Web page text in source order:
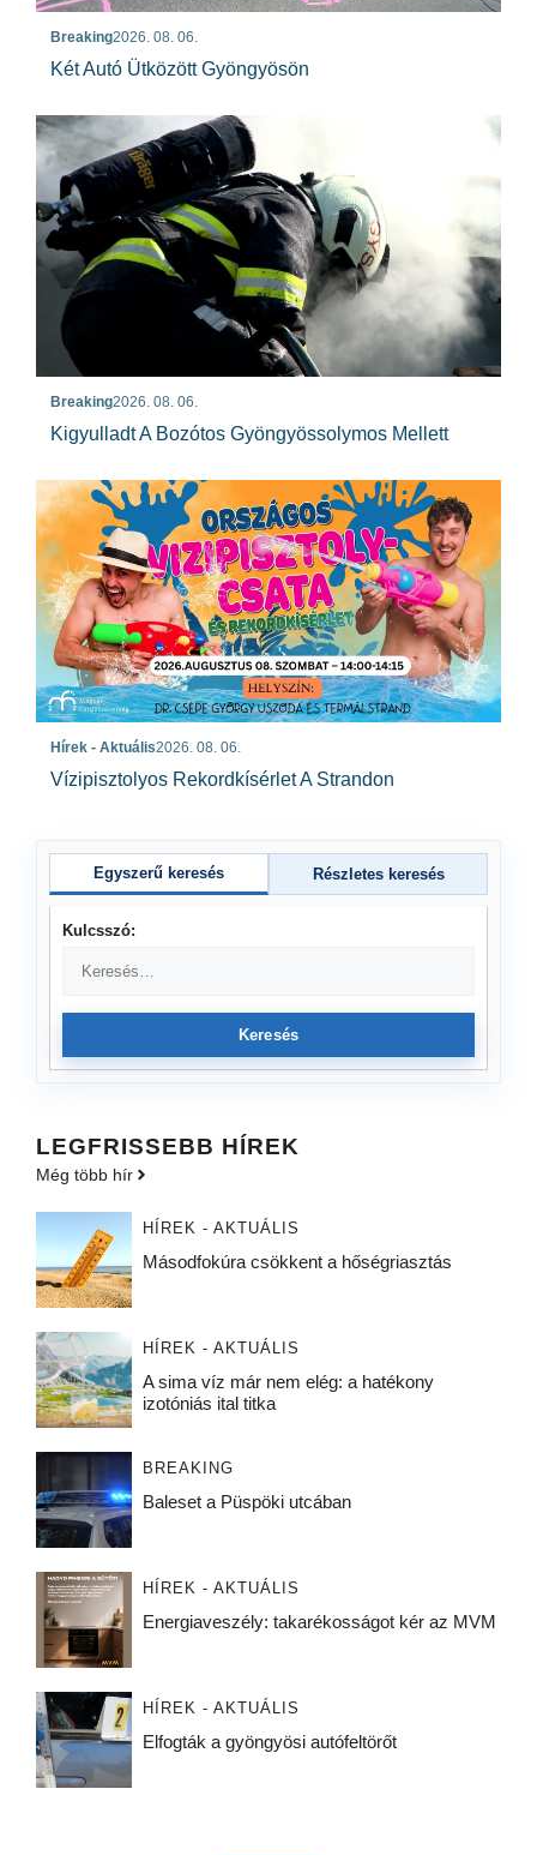
Breaking2026. 08. 06.
Két Autó Ütközött Gyöngyösön
Breaking2026. 08. 06.
Kigyulladt A Bozótos Gyöngyössolymos Mellett
Hírek - Aktuális2026. 08. 06.
Vízipisztolyos Rekordkísérlet A Strandon
Egyszerű keresés Részletes keresés
Kulcsszó:
Keresés
LEGFRISSEBB HÍREK
Még több hír
HÍREK - AKTUÁLIS
Másodfokúra csökkent a hőségriasztás
HÍREK - AKTUÁLIS
A sima víz már nem elég: a hatékony
izotóniás ital titka
BREAKING
Baleset a Püspöki utcában
HÍREK - AKTUÁLIS
Energiaveszély: takarékosságot kér az MVM
HÍREK - AKTUÁLIS
Elfogták a gyöngyösi autófeltörőt